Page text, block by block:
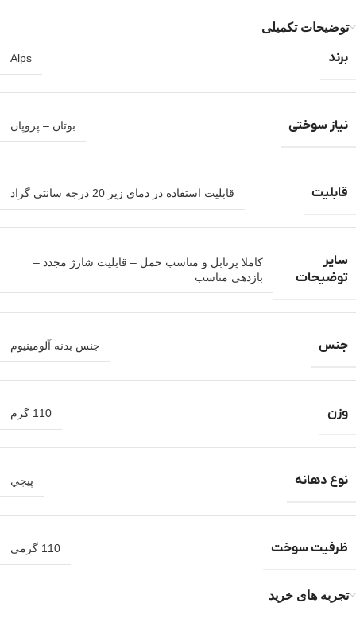
توضیحات تکمیلی
برند Alps
نیاز سوختی بوتان – پروپان
قابلیت قابلیت استفاده در دمای زیر 20 درجه سانتی گراد
سایر
توضیحات
کاملا پرتابل و مناسب حمل – قابلیت شارژ مجدد –
بازدهی مناسب
جنس جنس بدنه آلومینیوم
وزن 110 گرم
نوع دهانه پيچي
ظرفیت سوخت 110 گرمی
تجربه های خرید